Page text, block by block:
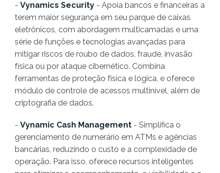
- Vynamics Security - Apoia bancos e financeiras a
terem maior segurança em seu parque de caixas
eletrônicos, com abordagem multicamadas e uma
série de funções e tecnologias avançadas para
mitigar riscos de roubo de dados, fraude, invasão
física ou por ataque cibernético. Combina
ferramentas de proteção física e lógica, e oferece
módulo de controle de acessos multinível, além de
criptografia de dados.
- Vynamic Cash Management - Simplifica o
gerenciamento de numerário em ATMs e agências
bancárias, reduzindo o custo e a complexidade de
operação. Para isso, oferece recursos inteligentes